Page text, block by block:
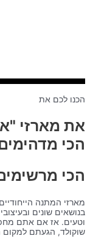
הכנו לכם את
את מארזי
הכי
הכי
מארזי המתנה
בנושאים שונים
וטעים. אז אם אתם
שוקולד, הגעתם למקום